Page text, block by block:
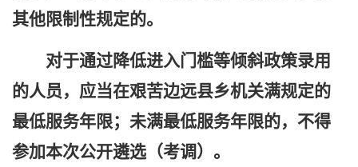
其他限制性规定的。
对于通过降低进入门槛等倾斜政策录用
的人员，应当在艰苦边远县乡机关满规定的
最低服务年限；未满最低服务年限的，不得
参加本次公开遴选（考调）。